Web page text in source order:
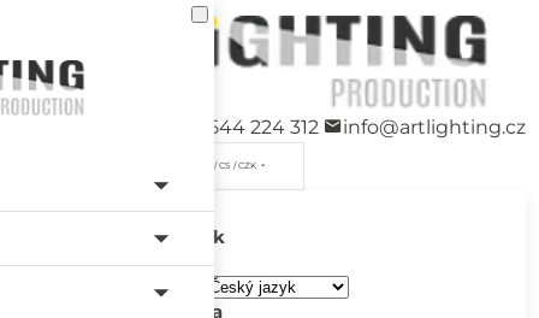
+420 544 224 312 info@artlighting.cz
/ CS / CZK
Jazyk
Měna